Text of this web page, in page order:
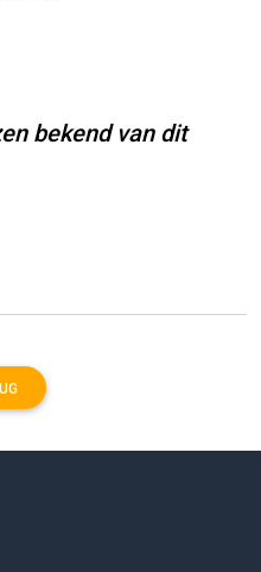
bekend van dit